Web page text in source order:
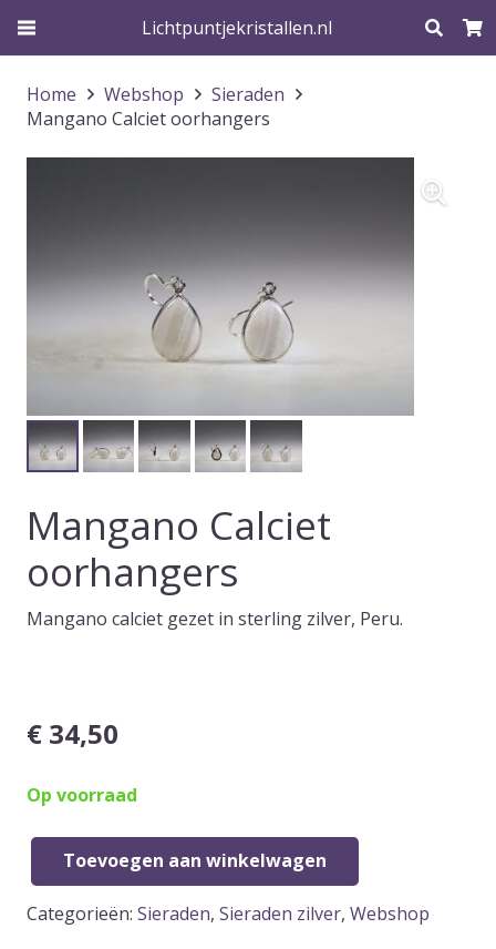
Lichtpuntjekristallen.nl
Home Webshop
Sieraden
Mangano Calciet oorhangers
Mangano Calciet
oorhangers
Mangano calciet gezet in sterling zilver, Peru.
€ 34,50
Op voorraad
Mangano
Calciet
Toevoegen aan winkelwagen
Categorieën: Sieraden, Sieraden zilver, Webshop